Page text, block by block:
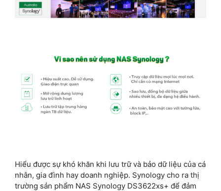
Hiểu được sự khó khăn khi lưu trữ và bảo dữ liệu của cá
nhân, gia đình hay doanh nghiệp. Synology cho ra thị
trường sản phẩm NAS Synology DS3622xs+ để đảm